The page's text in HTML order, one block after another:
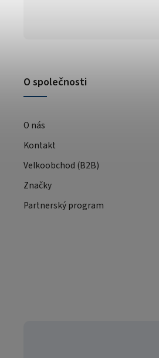
O společnosti
O nás
Kontakt
Velkoobchod (B2B)
Značky
Partnerský program